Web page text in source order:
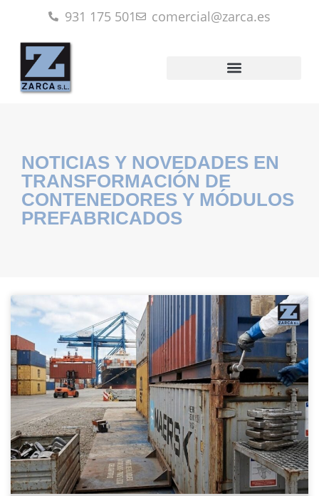
931 175 501 comercial@zarca.es
NOTICIAS Y NOVEDADES EN
TRANSFORMACIÓN DE
CONTENEDORES Y MÓDULOS
PREFABRICADOS